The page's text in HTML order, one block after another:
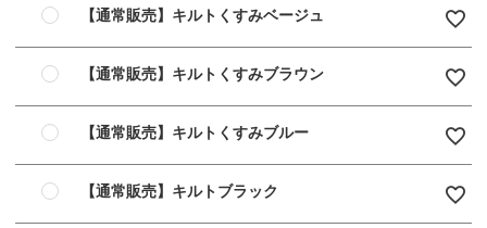
【通常販売】キルトくすみベージュ
【通常販売】キルトくすみブラウン
【通常販売】キルトくすみブルー
【通常販売】キルトブラック